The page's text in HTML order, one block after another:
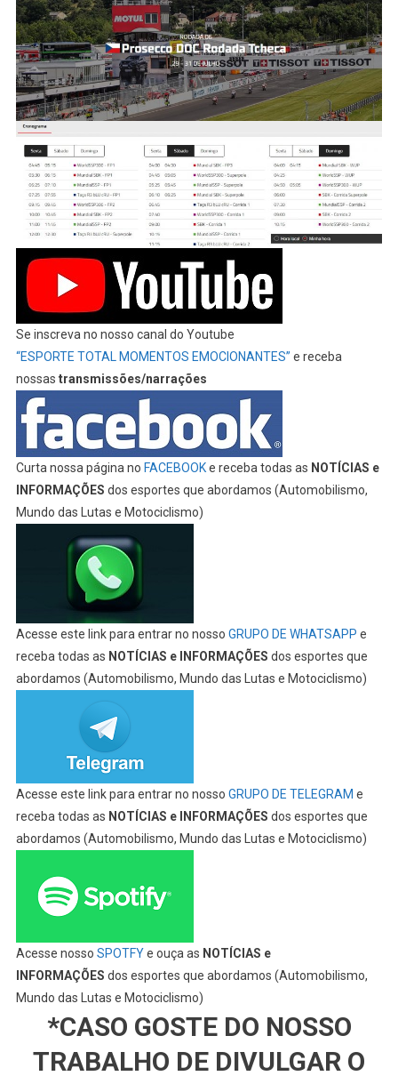
Se inscreva no nosso canal do Youtube
“ESPORTE TOTAL MOMENTOS EMOCIONANTES” e receba
nossas transmissões/narrações
Curta nossa página no FACEBOOKe receba todas as NOTÍCIAS e
INFORMAÇÕES dos esportes que abordamos (Automobilismo,
Mundo das Lutas e Motociclismo)
Acesse este link para entrar no nosso GRUPO DE WHATSAPP e
receba todas as NOTÍCIAS e INFORMAÇÕES dos esportes que
abordamos (Automobilismo, Mundo das Lutas e Motociclismo)
Acesse este link para entrar no nosso GRUPO DE TELEGRAM e
receba todas as NOTÍCIAS e INFORMAÇÕES dos esportes que
abordamos (Automobilismo, Mundo das Lutas e Motociclismo)
Acesse nosso SPOTFYe ouça as NOTÍCIAS e
INFORMAÇÕES dos esportes que abordamos (Automobilismo,
Mundo das Lutas e Motociclismo)
*CASO GOSTE DO NOSSO
TRABALHO DE DIVULGAR O